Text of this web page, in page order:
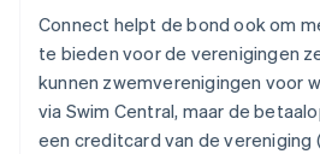
Connect helpt de bond ook om
te bieden voor de verenigingen
kunnen zwemverenigingen voor
via Swim Central, maar de
een creditcard van de vereniging